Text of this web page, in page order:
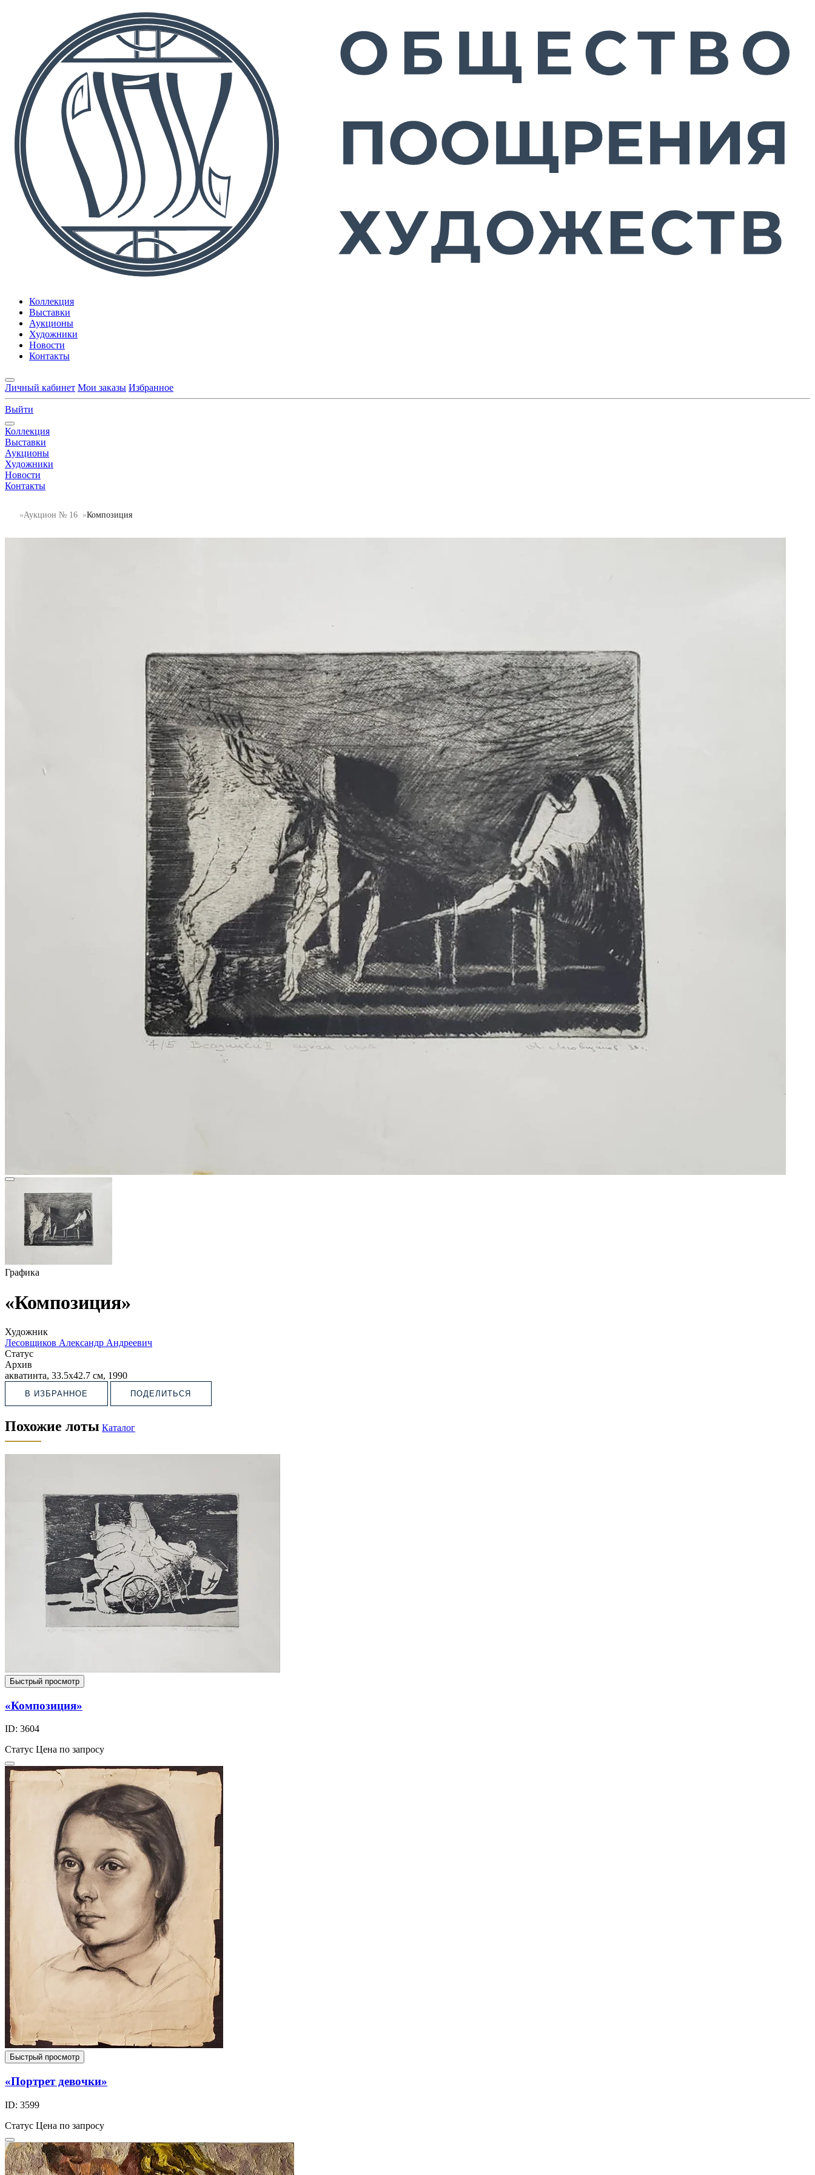
Коллекция
Выставки
Аукционы
Художники
Новости
Контакты
Личный кабинет Мои заказы Избранное
Выйти
Коллекция
Выставки
Аукционы
Художники
Новости
Контакты
Аукцион № 16 Композиция
Графика
«Композиция»
Художник
Лесовщиков Александр Андреевич
Статус
Архив
акватинта, 33.5х42.7 см, 1990
В ИЗБРАННОЕ ПОДЕЛИТЬСЯ
Похожие лоты Каталог
Быстрый просмотр
«Композиция»
ID: 3604
Статус Цена по запросу
Быстрый просмотр
«Портрет девочки»
ID: 3599
Статус Цена по запросу